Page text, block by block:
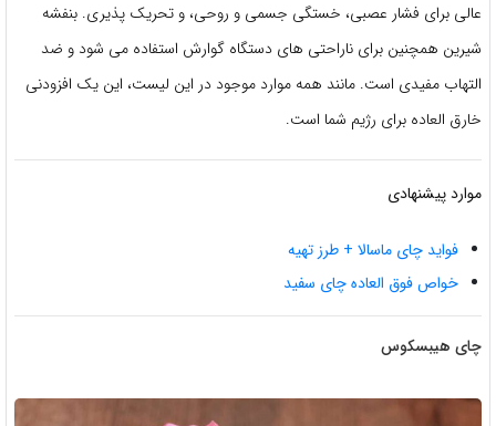
عالی برای فشار عصبی، خستگی جسمی و روحی، و تحریک پذیری. بنفشه
شیرین همچنین برای ناراحتی های دستگاه گوارش استفاده می شود و ضد
التهاب مفیدی است. مانند همه موارد موجود در این لیست، این یک افزودنی
خارق العاده برای رژیم شما است.
موارد پیشنهادی
فواید چای ماسالا + طرز تهیه
خواص فوق العاده چای سفید
چای هیبسکوس